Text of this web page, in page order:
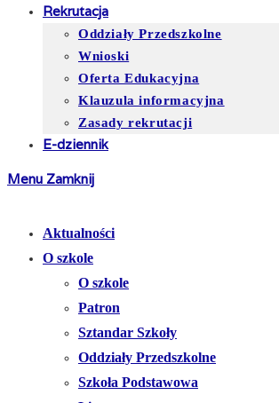
Rekrutacja
Oddziały Przedszkolne
Wnioski
Oferta Edukacyjna
Klauzula informacyjna
Zasady rekrutacji
E-dziennik
Menu Zamknij
Aktualności
O szkole
O szkole
Patron
Sztandar Szkoły
Oddziały Przedszkolne
Szkoła Podstawowa